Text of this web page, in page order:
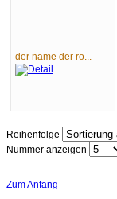
der name der ro...
Reihenfolge
Nummer anzeigen
Zum Anfang